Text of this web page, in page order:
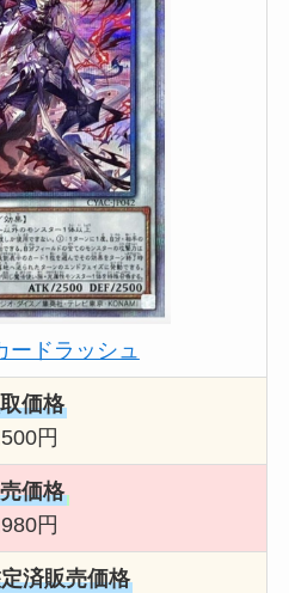
ードラッシュ
価格
円
価格
円
済販売価格